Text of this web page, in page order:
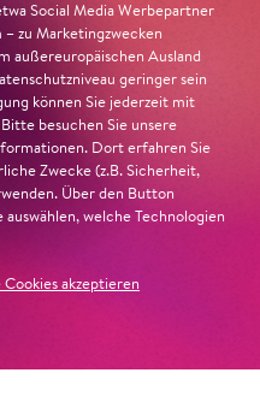
Barrie KoskysLady
authentisch, ziehe das
zum Miterleben und
Saal bliebe teilnahmslos
stimmliche Wucht
ihres Spiels
ihrer Figur.«Jury-
Social Media Werbepartner
– zu Marketingzwecken
außereuropäischen Ausland
geringer sein
können Sie jederzeit mit
besuchen Sie unsere
Dort erfahren Sie
Zwecke (z.B. Sicherheit,
Über den Button
auswählen, welche Technologien
akzeptieren